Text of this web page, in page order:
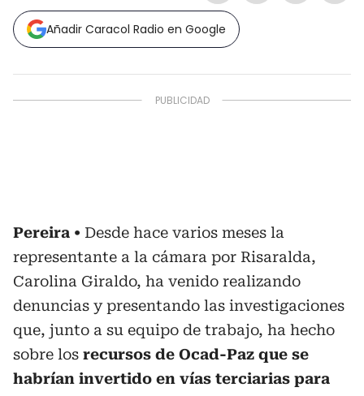
Añadir Caracol Radio en Google
Pereira
Desde hace varios meses la
representante a la cámara por Risaralda,
Carolina Giraldo, ha venido realizando
denuncias y presentando las investigaciones
que, junto a su equipo de trabajo, ha hecho
sobre los recursos de Ocad-Paz que se
habrían invertido en vías terciarias para